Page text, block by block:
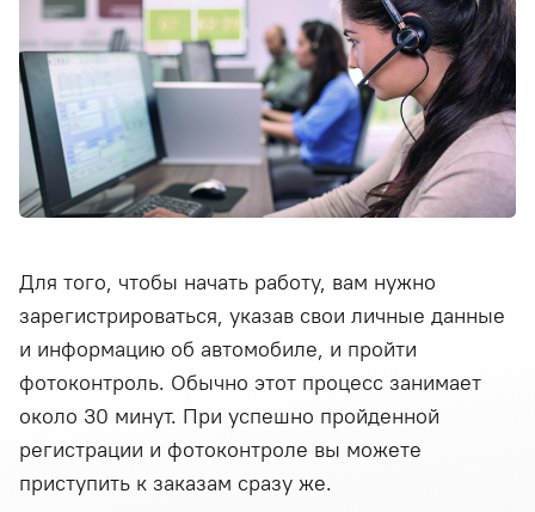
Для того, чтобы начать работу, вам нужно
зарегистрироваться, указав свои личные данные
и информацию об автомобиле, и пройти
фотоконтроль. Обычно этот процесс занимает
около 30 минут. При успешно пройденной
регистрации и фотоконтроле вы можете
приступить к заказам сразу же.